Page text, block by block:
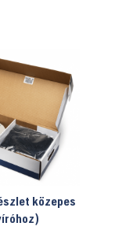
közepes